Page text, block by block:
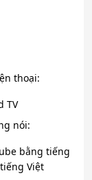
thoại:
TV
nói:
bằng tiếng
Việt